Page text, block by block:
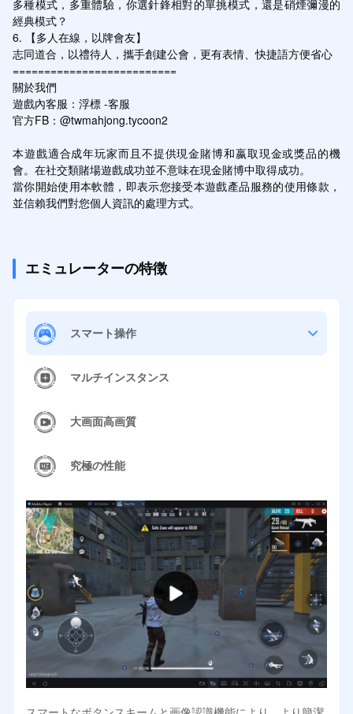
多種模式，多重體驗，你選針鋒相對的單挑模式，還是硝煙彌漫的
經典模式？
6. 【多人在線，以牌會友】
志同道合，以禮待人，攜手創建公會，更有表情、快捷語方便省心
==========================
關於我們
遊戲內客服：浮標 -客服
官方FB：@twmahjong.tycoon2
本遊戲適合成年玩家而且不提供現金賭博和嬴取現金或獎品的機
會。在社交類賭場遊戲成功並不意味在現金賭博中取得成功。
當你開始使用本軟體，即表示您接受本遊戲產品服務的使用條款，
並信賴我們對您個人資訊的處理方式。
エミュレーターの特徴
スマート操作
マルチインスタンス
大画面高画質
究極の性能